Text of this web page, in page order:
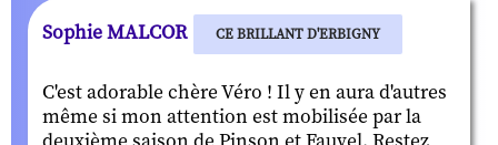
Sophie MALCOR CE BRILLANT D'ERBIGNY
C'est adorable chère Véro ! Il y en aura d'autres
même si mon attention est mobilisée par la